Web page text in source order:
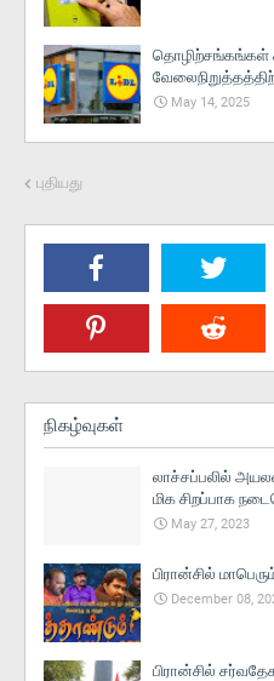
தொழிற்சங்கங்கள்
May 14, 2025
புதியது
நிகழ்வுகள்
லாச்சப்பலில்
மிக சிறப்பாக
May 27, 2023
பிரான்சில்
December 08,
பிரான்சில்